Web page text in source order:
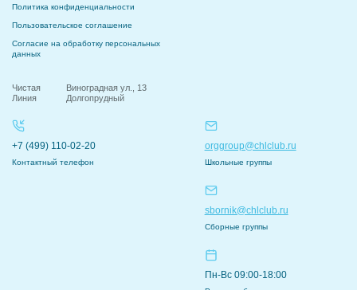
Политика конфиденциальности
Пользовательское соглашение
Согласие на обработку персональных
данных
Чистая
Линия
Виноградная ул., 13
Долгопрудный
+7 (499) 110-02-20
Контактный телефон
orggroup@chlclub.ru
Школьные группы
sbornik@chlclub.ru
Сборные группы
Пн-Вс 09:00-18:00